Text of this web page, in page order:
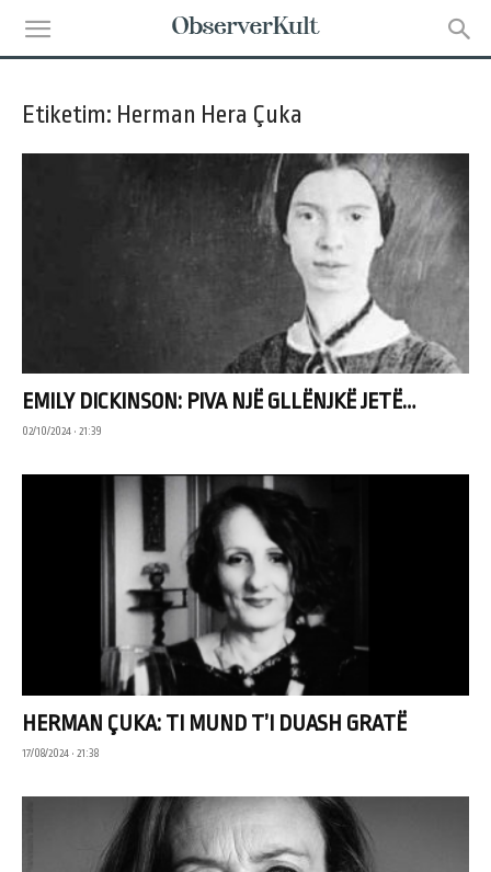
Etiketim: Herman Hera Çuka
EMILY DICKINSON: PIVA NJË GLLËNJKË JETË…
02/10/2024 • 21:39
HERMAN ÇUKA: TI MUND T’I DUASH GRATË
17/08/2024 • 21:38